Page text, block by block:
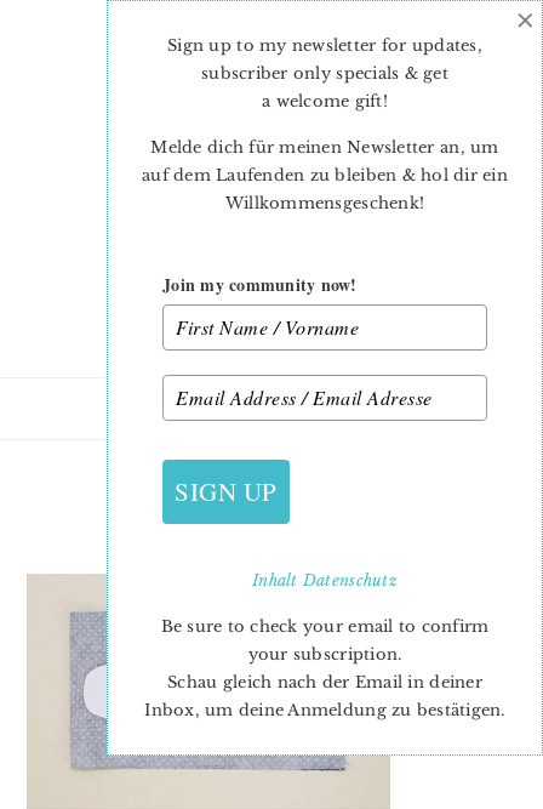
Sign up to my newsletter for updates,
subscriber only specials & get
a welcome gift!
Melde dich für meinen Newsletter an, um
auf dem Laufenden zu bleiben & hol dir ein
Willkommensgeschenk!
Join my community now!
SIGN UP
InhaltDatenschutz
Be sure to check your email to confirm
your subscription.
Schau gleich nach der Email in deiner
Inbox, um deine Anmeldung zu bestätigen.
×